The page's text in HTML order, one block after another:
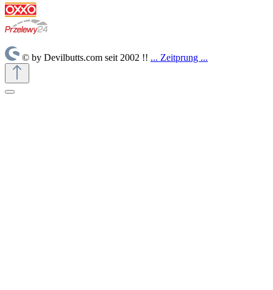
© by Devilbutts.com seit 2002 !! ... Zeitprung ...